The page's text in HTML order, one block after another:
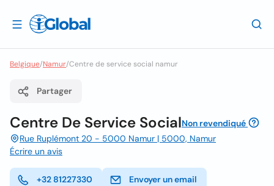
Belgique/Namur/Centre de service social namur
Partager
Centre De Service SocialNon revendiqué
Rue Ruplémont 20 - 5000 Namur | 5000, Namur
Écrire un avis
+32 81227330 Envoyer un email